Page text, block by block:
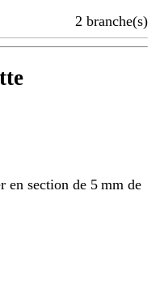
2 branche(s)
en section de 5 mm de